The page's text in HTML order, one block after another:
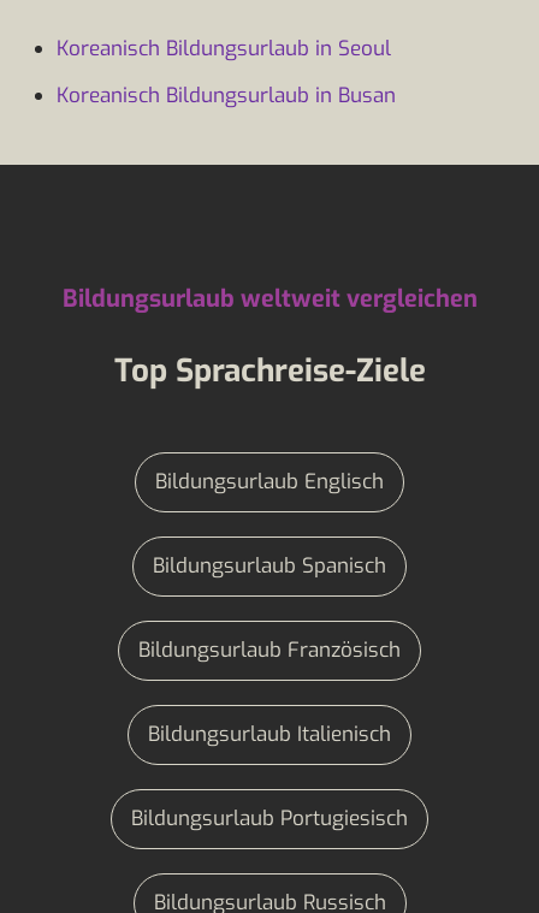
Koreanisch Bildungsurlaub in Seoul
Koreanisch Bildungsurlaub in Busan
Bildungsurlaub weltweit vergleichen
Top Sprachreise-Ziele
Bildungsurlaub Englisch
Bildungsurlaub Spanisch
Bildungsurlaub Französisch
Bildungsurlaub Italienisch
Bildungsurlaub Portugiesisch
Bildungsurlaub Russisch